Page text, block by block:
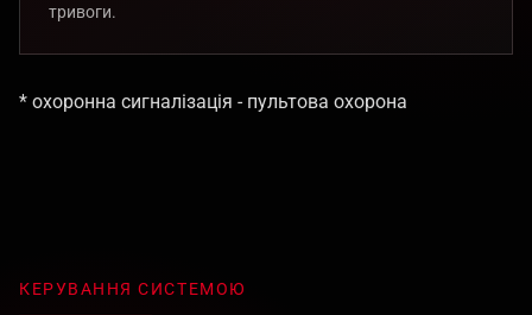
тривоги.
* охоронна сигналізація - пультова охорона
КЕРУВАННЯ СИСТЕМОЮ